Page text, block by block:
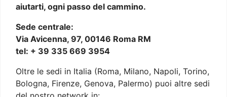
aiutarti, ogni passo del cammino.
Sede centrale:
Via Avicenna, 97, 00146 Roma RM
tel: + 39 335 669 3954
Oltre le sedi in Italia (Roma, Milano, Napoli, Torino,
Bologna, Firenze, Genova, Palermo) puoi altre sedi